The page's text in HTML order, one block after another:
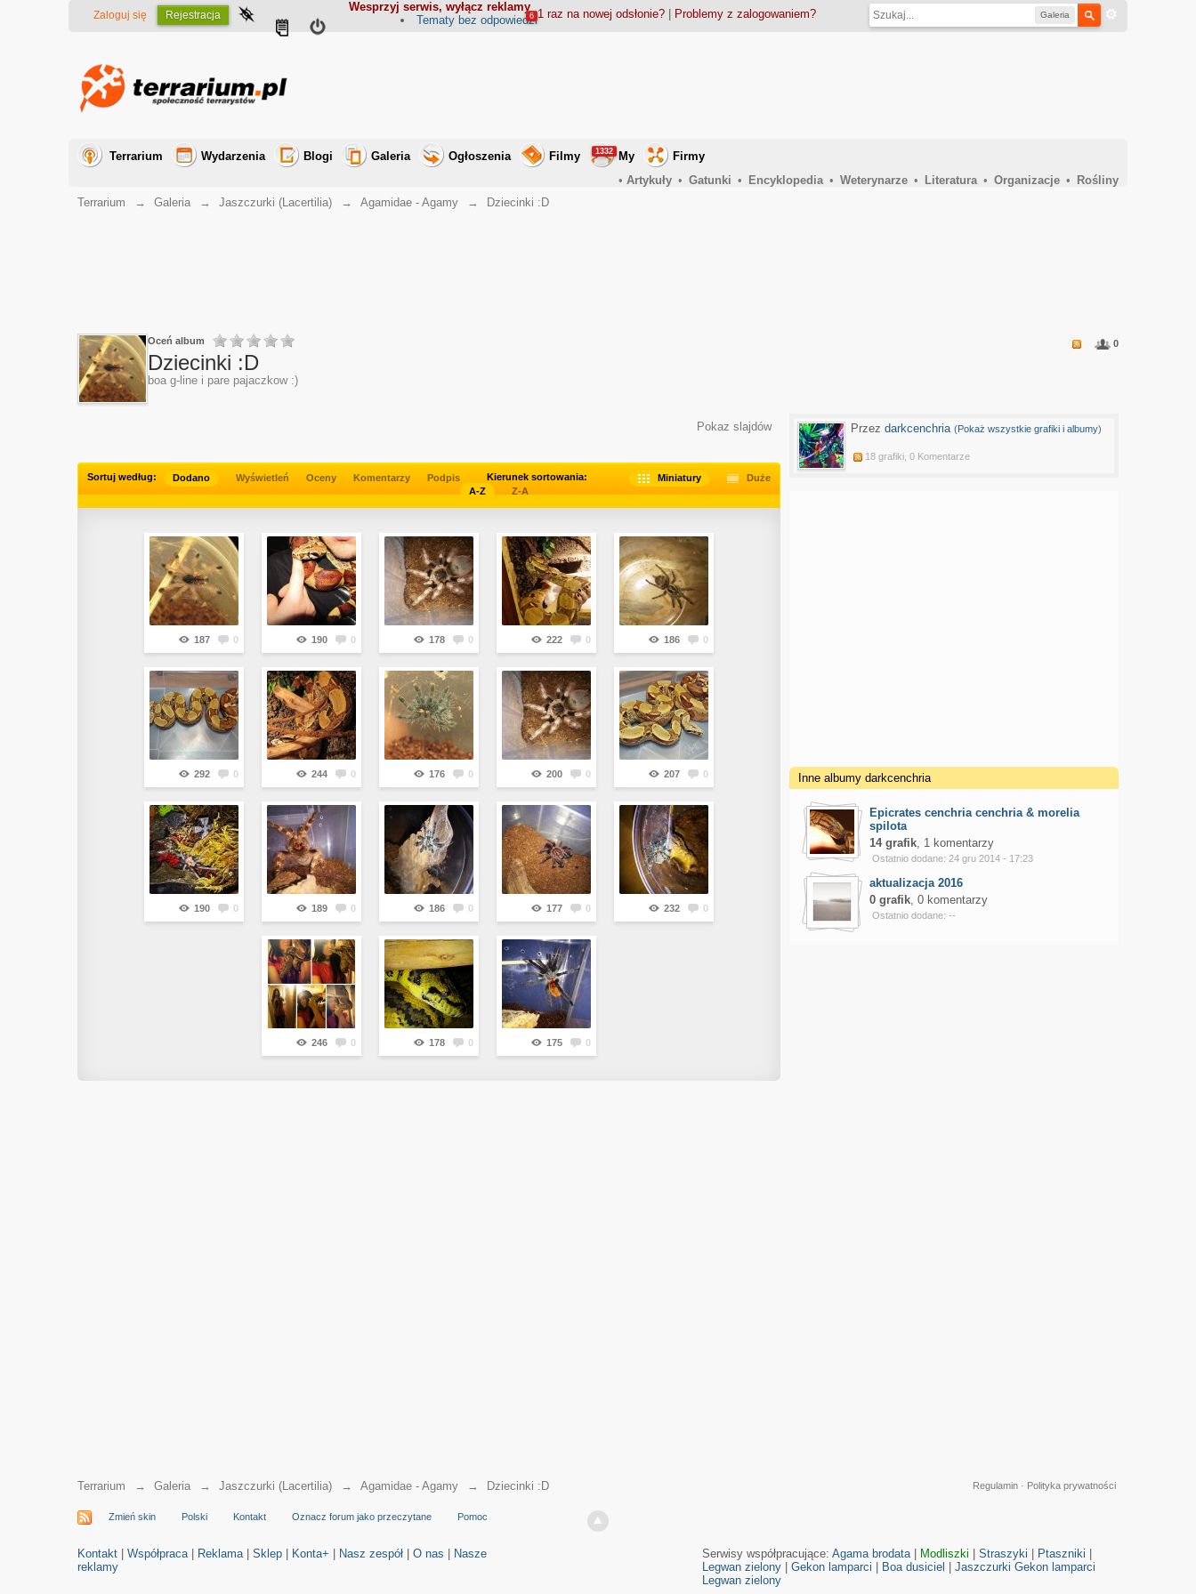
Wesprzyj serwis, wyłącz reklamy
Galeria
Zaloguj się Rejestracja 1 raz na nowej odsłonie?| Problemy z zalogowaniem?
Tematy bez odpowiedzi
6
Terrarium Wydarzenia Blogi Galeria Ogłoszenia Filmy My
1332
Firmy
• Artykuły • Gatunki • Encyklopedia • Weterynarze • Literatura • Organizacje •
Rośliny
Terrarium
→ Galeria → Jaszczurki (Lacertilia) → Agamidae - Agamy → Dziecinki :D
0
Oceń album
Dziecinki :D
boa g-line i pare pajaczkow :)
Przez darkcenchria (Pokaż wszystkie grafiki i albumy)
18 grafiki, 0 Komentarze
Inne albumy darkcenchria
Epicrates cenchria cenchria & morelia
spilota
14 grafik, 1 komentarzy
Ostatnio dodane: 24 gru 2014 - 17:23
aktualizacja 2016
0 grafik, 0 komentarzy
Ostatnio dodane: --
Pokaz slajdów
Miniatury Duże
Sortuj według: Dodano Wyświetleń Oceny Komentarzy Podpis
Kierunek sortowania:
A-Z
Z-A
187 0 190 0 178 0 222 0 186 0
292 0 244 0 176 0 200 0 207 0
190 0 189 0 186 0 177 0 232 0
246 0 178 0 175 0
Terrarium → Galeria → Jaszczurki (Lacertilia) → Agamidae - Agamy → Dziecinki :D Polityka prywatności
Regulamin·
Zmień skin Polski Kontakt Oznacz forum jako przeczytane Pomoc
Kontakt |Współpraca| Reklama|Sklep Konta+ Nasz zespół |O nas
Nasze
reklamy
Serwisy współpracujące: Agama brodata| Modliszki Straszyki Ptaszniki
Legwan zielony| Gekon lamparci Boa dusiciel Jaszczurki Gekon lamparci
Legwan zielony